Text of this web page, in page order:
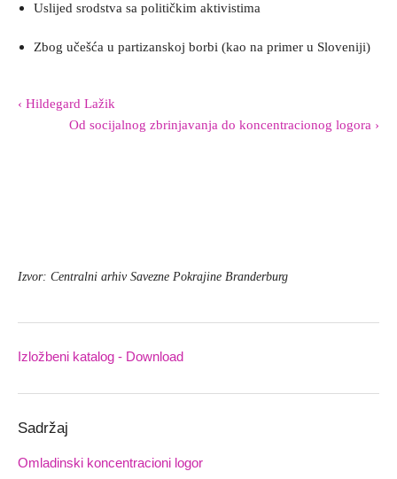
Uslijed srodstva sa političkim aktivistima
Zbog učešća u partizanskoj borbi (kao na primer u Sloveniji)
‹ Hildegard Lažik
Od socijalnog zbrinjavanja do koncentracionog logora ›
Izvor: Centralni arhiv Savezne Pokrajine Branderburg
Downloads
Izložbeni katalog - Download
Sadržaj
Omladinski koncentracioni logor